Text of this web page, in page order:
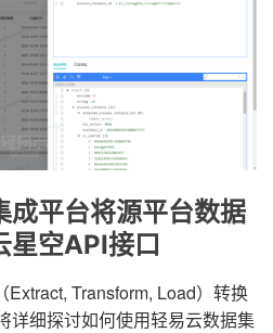
成平台将源平台数据
星空API接口
Transform, Load）转换
详细探讨如何使用轻易云数据集